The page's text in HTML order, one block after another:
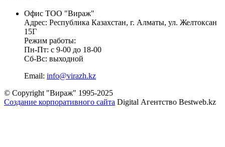
Офис ТОО "Вираж"
Адрес: Республика Казахстан, г. Алматы, ул. Желтоксан
15Г
Режим работы:
Пн-Пт: с 9-00 до 18-00
Сб-Вс: выходной
Email: info@virazh.kz
© Copyright "Вираж" 1995-2025
Создание корпоративного сайта Digital Агентство Bestweb.kz